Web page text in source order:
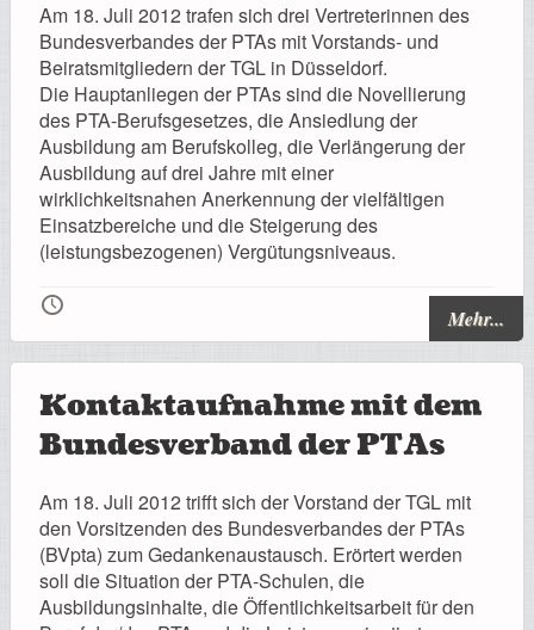
Am 18. Juli 2012 trafen sich drei Vertreterinnen des
Bundesverbandes der PTAs mit Vorstands- und
Beiratsmitgliedern der TGL in Düsseldorf.
Die Hauptanliegen der PTAs sind die Novellierung
des PTA-Berufsgesetzes, die Ansiedlung der
Ausbildung am Berufskolleg, die Verlängerung der
Ausbildung auf drei Jahre mit einer
wirklichkeitsnahen Anerkennung der vielfältigen
Einsatzbereiche und die Steigerung des
(leistungsbezogenen) Vergütungsniveaus.
🕔 Mehr...
Kontaktaufnahme mit dem
Bundesverband der PTAs
Am 18. Juli 2012 trifft sich der Vorstand der TGL mit
den Vorsitzenden des Bundesverbandes der PTAs
(BVpta) zum Gedankenaustausch. Erörtert werden
soll die Situation der PTA-Schulen, die
Ausbildungsinhalte, die Öffentlichkeitsarbeit für den